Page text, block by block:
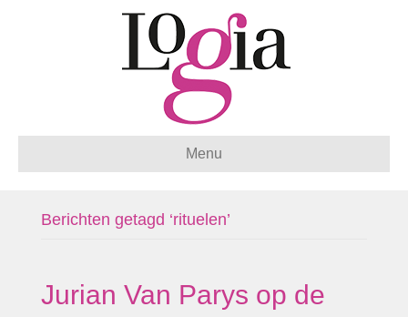
Menu
Berichten getagd ‘rituelen’
Jurian Van Parys op de